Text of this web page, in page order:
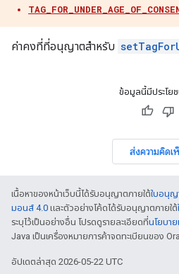
ค่าคงที่ที่อนุญาตสำหรับ
ข้อมูลนี้มีประโย
ส่งความคิดเ
เนื้อหาของหน้าเว็บนี้ได้รับอนุญาตภายใต้ใบอนุญ
มอนส์ 4.0 และตัวอย่างโค้ดได้รับอนุญาตภายใต้
ระบุไว้เป็นอย่างอื่น โปรดดูรายละเอียดที่นโยบา
Java เป็นเครื่องหมายการค้าจดทะเบียนของ
อัปเดตล่าสุด 2026-05-22 UTC